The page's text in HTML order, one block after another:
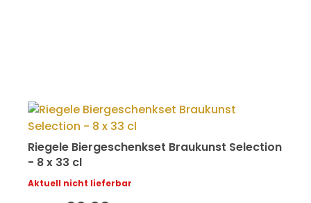
Riegele Biergeschenkset Braukunst Selection
- 8 x 33 cl
Aktuell nicht lieferbar